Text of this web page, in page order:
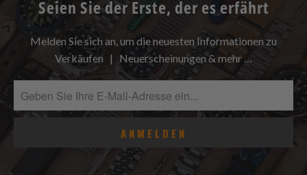
Seien Sie der Erste, der es erfährt
Melden Sie sich an, um die neuesten Informationen zu
Verkäufen | Neuerscheinungen & mehr …